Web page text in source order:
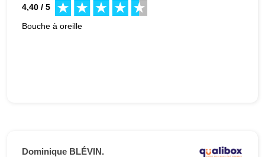
4,40 / 5
Bouche à oreille
Dominique BLÉVIN.